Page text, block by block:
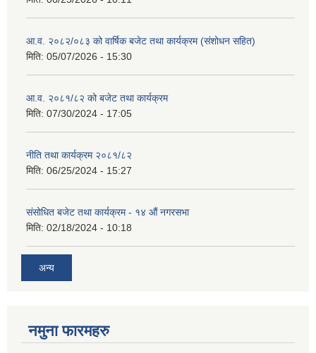
आ.व. २०८२/०८३ को वार्षिक बजेट तथा कार्यक्रम (संशोधन सहित)
मिति: 05/07/2026 - 15:30
आ.व. २०८१/८२ को बजेट तथा कार्यक्रम
मिति: 07/30/2024 - 17:05
नीति तथा कार्यक्रम २०८१/८२
मिति: 06/25/2024 - 15:27
संसोधित बजेट तथा कार्यक्रम - १४ औं नगरसभा
मिति: 02/18/2024 - 10:18
अन्य
नमुना फारमहरु